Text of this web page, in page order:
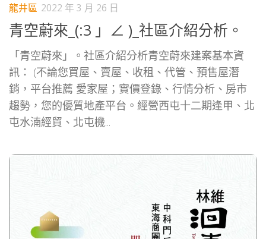
龍井區 2022 年 3 月 26 日
青空蔚來_(:3 」∠ )_社區介紹分析。
「青空蔚來」。社區介紹分析青空蔚來建案基本資
訊： (不論您買屋、賣屋、收租、代管、預售屋潛
銷，平台推薦 愛家屋；實價登錄、行情分析、房市
趨勢，您的優質地產平台。經營西屯十二期逢甲、北
屯水湳經貿、北屯機...